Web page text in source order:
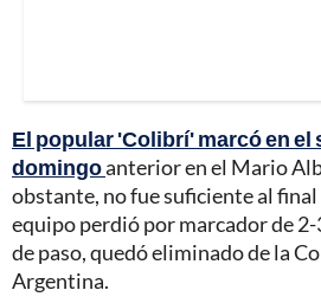
El popular 'Colibrí' marcó en
domingoanterior en el Mario
obstante, no fue suficiente al final
equipo perdió por marcador de 2-
de paso, quedó eliminado de la
Argentina.